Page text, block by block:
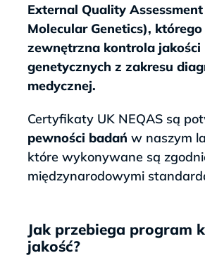
External Quality
Molecular Genetics),
zewnętrzna kontrola jakości
genetycznych z zakresu
medycznej.
Certyfikaty UK NEQAS są
pewności badań w naszym
które wykonywane są
międzynarodowymi
Jak przebiega program
jakość?